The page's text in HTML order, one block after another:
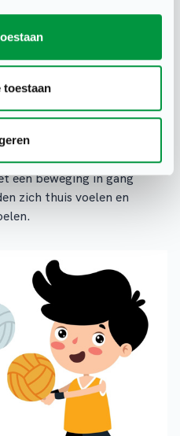
toestaan
doen mee
golf
Golffederatie. Deze
en heeft als doel de
toekomstbestendig
een beweging in gang
zich thuis voelen en